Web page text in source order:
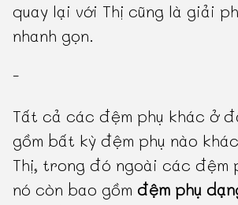
quay lại với Thị cũng là giải
nhanh gọn.
-
Tất cả các đệm phụ khác ở
gồm bất kỳ đệm phụ nào
Thị, trong đó ngoài các đệm
nó còn bao gồmđệm phụ